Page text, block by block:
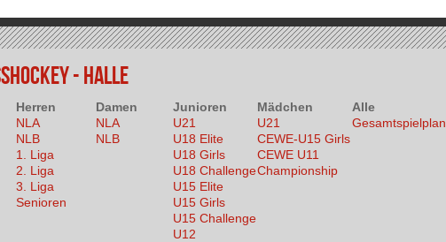
- HALLE
Herren Damen Junioren Mädchen
Alle
NLA
NLB
1. Liga
2. Liga
3. Liga
Senioren
NLA
NLB
U21
U18 Elite
U18 Girls
U18 Challenge
U15 Elite
U15 Girls
U15 Challenge
U12
U21
CEWE-U15 Girls
CEWE U11
Championship
Gesamtspielplan